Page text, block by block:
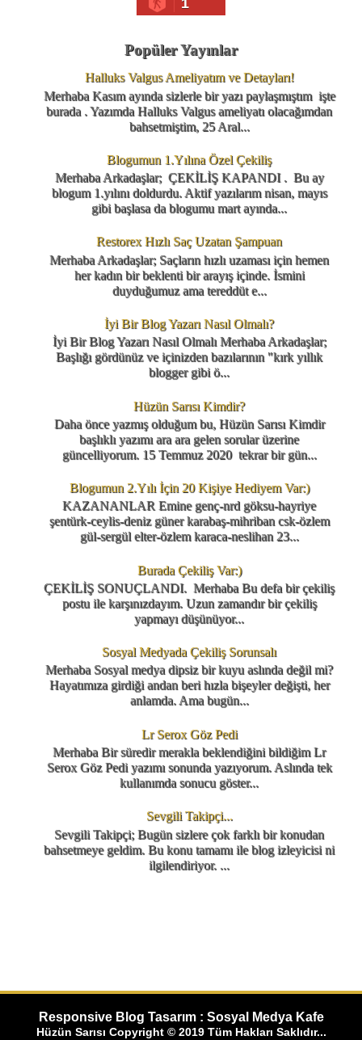
1
Popüler Yayınlar
Halluks Valgus Ameliyatım ve Detayları!
Merhaba Kasım ayında sizlerle bir yazı paylaşmıştım işte
burada . Yazımda Halluks Valgus ameliyatı olacağımdan
bahsetmiştim, 25 Aral...
Blogumun 1.Yılına Özel Çekiliş
Merhaba Arkadaşlar; ÇEKİLİŞ KAPANDI . Bu ay
blogum 1.yılını doldurdu. Aktif yazılarım nisan, mayıs
gibi başlasa da blogumu mart ayında...
Restorex Hızlı Saç Uzatan Şampuan
Merhaba Arkadaşlar; Saçların hızlı uzaması için hemen
her kadın bir beklenti bir arayış içinde. İsmini
duyduğumuz ama tereddüt e...
İyi Bir Blog Yazarı Nasıl Olmalı?
İyi Bir Blog Yazarı Nasıl Olmalı Merhaba Arkadaşlar;
Başlığı gördünüz ve içinizden bazılarının "kırk yıllık
blogger gibi ö...
Hüzün Sarısı Kimdir?
Daha önce yazmış olduğum bu, Hüzün Sarısı Kimdir
başlıklı yazımı ara ara gelen sorular üzerine
güncelliyorum. 15 Temmuz 2020 tekrar bir gün...
Blogumun 2.Yılı İçin 20 Kişiye Hediyem Var:)
KAZANANLAR Emine genç-nrd göksu-hayriye
şentürk-ceylis-deniz güner karabaş-mihriban csk-özlem
gül-sergül elter-özlem karaca-neslihan 23...
Burada Çekiliş Var:)
ÇEKİLİŞ SONUÇLANDI. Merhaba Bu defa bir çekiliş
postu ile karşınızdayım. Uzun zamandır bir çekiliş
yapmayı düşünüyor...
Sosyal Medyada Çekiliş Sorunsalı
Merhaba Sosyal medya dipsiz bir kuyu aslında değil mi?
Hayatımıza girdiği andan beri hızla bişeyler değişti, her
anlamda. Ama bugün...
Lr Serox Göz Pedi
Merhaba Bir süredir merakla beklendiğini bildiğim Lr
Serox Göz Pedi yazımı sonunda yazıyorum. Aslında tek
kullanımda sonucu göster...
Sevgili Takipçi...
Sevgili Takipçi; Bugün sizlere çok farklı bir konudan
bahsetmeye geldim. Bu konu tamamı ile blog izleyicisi ni
ilgilendiriyor. ...
Responsive Blog Tasarım : Sosyal Medya Kafe
Hüzün Sarısı Copyright © 2019 Tüm Hakları Saklıdır...